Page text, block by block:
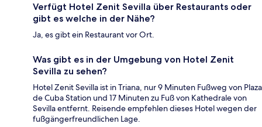
Verfügt Hotel Zenit Sevilla über Restaurants oder
gibt es welche in der Nähe?
Ja, es gibt ein Restaurant vor Ort.
Was gibt es in der Umgebung von Hotel Zenit
Sevilla zu sehen?
Hotel Zenit Sevilla ist in Triana, nur 9 Minuten Fußweg von Plaza
de Cuba Station und 17 Minuten zu Fuß von Kathedrale von
Sevilla entfernt. Reisende empfehlen dieses Hotel wegen der
fußgängerfreundlichen Lage.